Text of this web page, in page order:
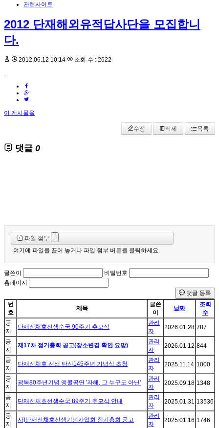
관련사이트
2012 단재해외유적답사단을 모집합니
다.
2012.06.12 10:14
조회 수 : 2622
..
이 게시물을
수정 삭제 목록
댓글 0
파일 첨부
여기에 파일을 끌어 놓거나 파일 첨부 버튼을 클릭하세요.
글쓴이
비밀번호
홈페이지
댓글 등록
번
호
제목
글쓴
이
날짜
조회
수
공
지
단재신채호선생순국 90주기 추모식
관리
자
2026.01.28 787
공
지
제17차 정기총회 공고(장소변경 확인 요망)
관리
자
2026.01.12 844
공
지
단재신채호 선생 탄신145주년 기념식 초청
관리
자
2025.11.14 1000
공
지
광복80주년기념 앵콜공연 '자혜, 그 누구도 아닌'
관리
자
2025.09.18 1348
공
지
단재신채호선생순국 89주기 추모식 안내
관리
자
2025.01.31 13536
공
지
사)단재신채호선생기념사업회 정기총회 공고
관리
자
2025.01.16 1746